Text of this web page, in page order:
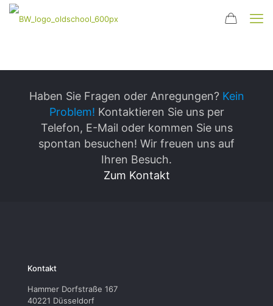
Haben Sie Fragen oder Anregungen? Kein
Problem! Kontaktieren Sie uns per
Telefon, E-Mail oder kommen Sie uns
spontan besuchen! Wir freuen uns auf
Ihren Besuch.
Zum Kontakt
Kontakt
Hammer Dorfstraße 167
40221 Düsseldorf